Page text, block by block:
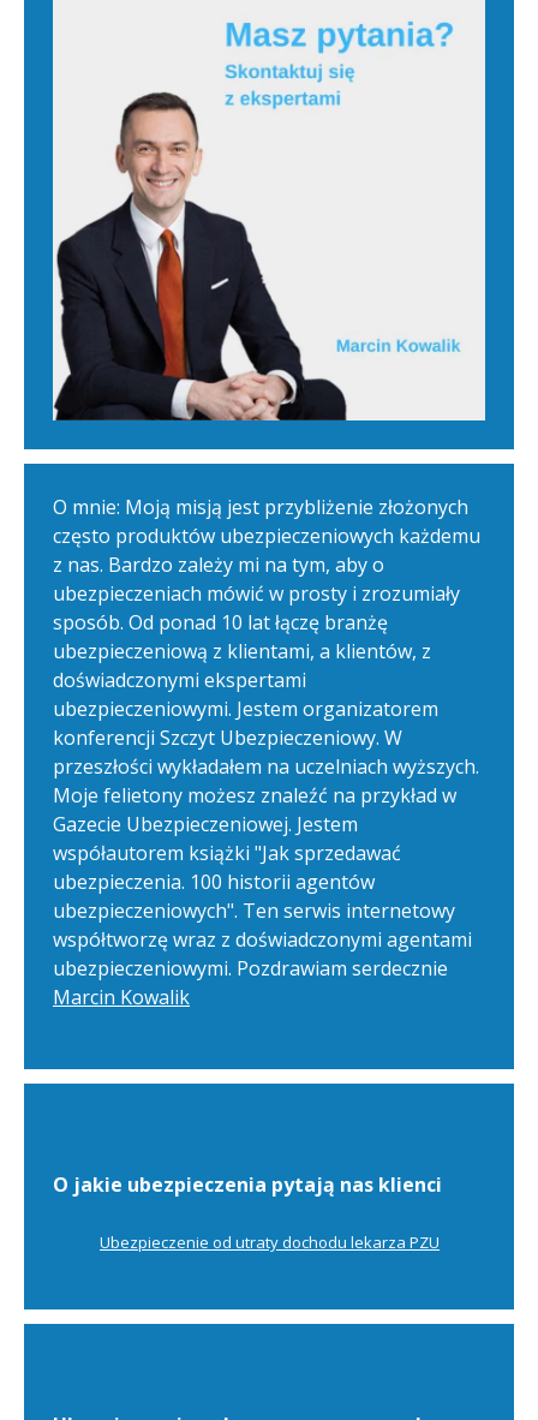
O mnie: Moją misją jest przybliżenie złożonych
często produktów ubezpieczeniowych każdemu
z nas. Bardzo zależy mi na tym, aby o
ubezpieczeniach mówić w prosty i zrozumiały
sposób. Od ponad 10 lat łączę branżę
ubezpieczeniową z klientami, a klientów, z
doświadczonymi ekspertami
ubezpieczeniowymi. Jestem organizatorem
konferencji Szczyt Ubezpieczeniowy. W
przeszłości wykładałem na uczelniach wyższych.
Moje felietony możesz znaleźć na przykład w
Gazecie Ubezpieczeniowej. Jestem
współautorem książki "Jak sprzedawać
ubezpieczenia. 100 historii agentów
ubezpieczeniowych". Ten serwis internetowy
współtworzę wraz z doświadczonymi agentami
ubezpieczeniowymi. Pozdrawiam serdecznie
Marcin Kowalik
O jakie ubezpieczenia pytają nas klienci
Ubezpieczenie od utraty dochodu lekarza PZU